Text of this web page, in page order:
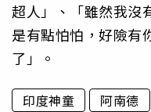
超人」、「雖然我沒
是有點怕怕，好險有
了」。
印度神童 阿南德